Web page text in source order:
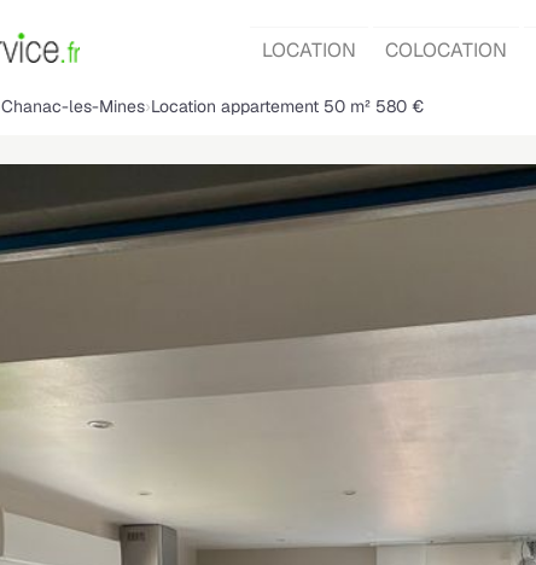
LOCATION COLOCATION
Chanac-les-Mines Location appartement 50 m² 580 €